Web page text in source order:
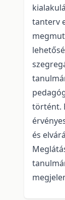
tanterv
történt.
és